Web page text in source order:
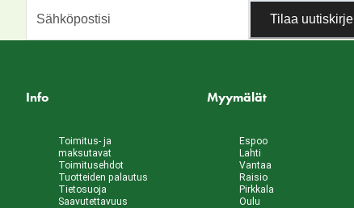
Tilaa uutiskirje
Info
Toimitus- ja
maksutavat
Toimitusehdot
Tuotteiden palautus
Tietosuoja
Saavutettavuus
Myymälät
Espoo
Lahti
Vantaa
Raisio
Pirkkala
Oulu